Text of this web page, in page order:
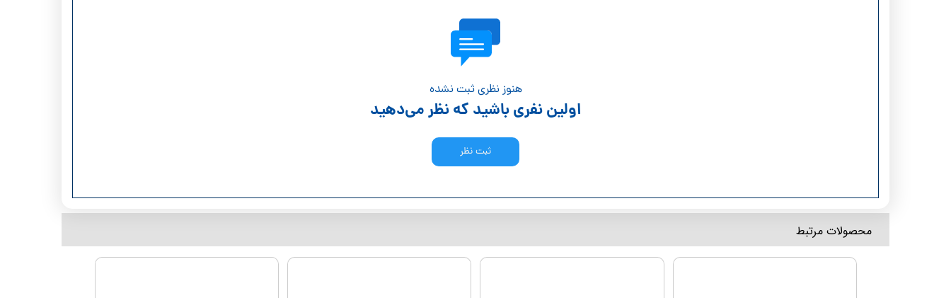
هنوز نظری ثبت نشده
اولین نفری باشید که نظر می‌دهید
ثبت نظر
​محصولات مرتبط